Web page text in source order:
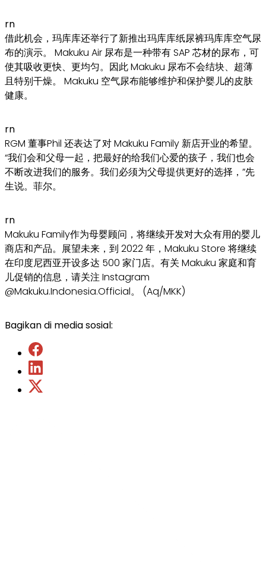
rn
借此机会，玛库库还举行了新推出玛库库纸尿裤玛库库空气尿
布的演示。 Makuku Air 尿布是一种带有 SAP 芯材的尿布，可
使其吸收更快、更均匀。因此 Makuku 尿布不会结块、超薄
且特别干燥。 Makuku 空气尿布能够维护和保护婴儿的皮肤
健康。
rn
RGM 董事Phil 还表达了对 Makuku Family 新店开业的希望。
“我们会和父母一起，把最好的给我们心爱的孩子，我们也会
不断改进我们的服务。我们必须为父母提供更好的选择，”先
生说。菲尔。
rn
Makuku Family作为母婴顾问，将继续开发对大众有用的婴儿
商店和产品。展望未来，到 2022 年，Makuku Store 将继续
在印度尼西亚开设多达 500 家门店。有关 Makuku 家庭和育
儿促销的信息，请关注 Instagram
@Makuku.Indonesia.Official。 (Aq/MKK)
Bagikan di media sosial: